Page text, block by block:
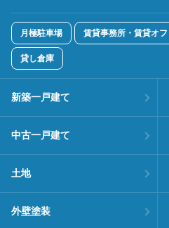
月極駐車場 賃貸事務所・賃貸オフ
貸し倉庫
新築一戸建て
中古一戸建て
土地
外壁塗装